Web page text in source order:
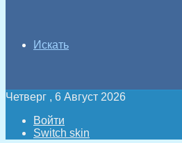
Искать
Четверг , 6 Август 2026
Войти
Switch skin